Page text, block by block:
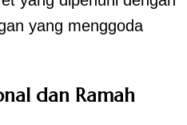
yang menggoda
dan Ramah